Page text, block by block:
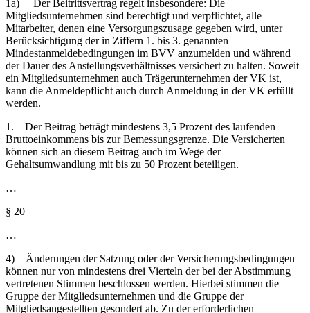
1a) Der Beitrittsvertrag regelt insbesondere: Die
Mitgliedsunternehmen sind berechtigt und verpflichtet, alle
Mitarbeiter, denen eine Versorgungszusage gegeben wird, unter
Berücksichtigung der in Ziffern 1. bis 3. genannten
Mindestanmeldebedingungen im BVV anzumelden und während
der Dauer des Anstellungsverhältnisses versichert zu halten. Soweit
ein Mitgliedsunternehmen auch Trägerunternehmen der VK ist,
kann die Anmeldepflicht auch durch Anmeldung in der VK erfüllt
werden.
1. Der Beitrag beträgt mindestens 3,5 Prozent des laufenden
Bruttoeinkommens bis zur Bemessungsgrenze. Die Versicherten
können sich an diesem Beitrag auch im Wege der
Gehaltsumwandlung mit bis zu 50 Prozent beteiligen.
…
§ 20
…
4) Änderungen der Satzung oder der Versicherungsbedingungen
können nur von mindestens drei Vierteln der bei der Abstimmung
vertretenen Stimmen beschlossen werden. Hierbei stimmen die
Gruppe der Mitgliedsunternehmen und die Gruppe der
Mitgliedsangestellten gesondert ab. Zu der erforderlichen